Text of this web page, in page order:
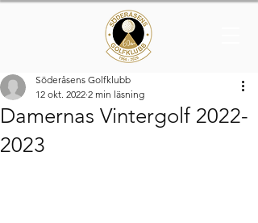
Damernas Vintergolf 2022-
2023
Söderåsens Golfklubb
12 okt. 2022 2 min läsning